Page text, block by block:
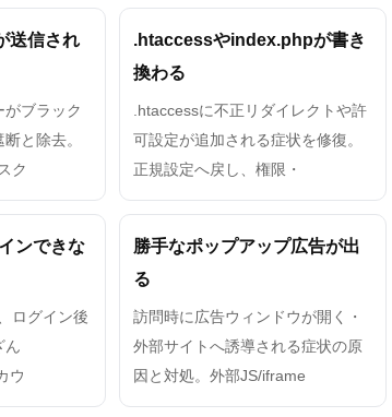
送信され
がブラック
と除去。
ク
.htaccessやindex.phpが書き
換わる
.htaccessに不正リダイレクトや許
可設定が追加される症状を修復。
正規設定へ戻し、権限・
ンできな
ログイン後
ん
ウ
勝手なポップアップ広告が出
る
訪問時に広告ウィンドウが開く・
外部サイトへ誘導される症状の原
因と対処。外部JS/iframe